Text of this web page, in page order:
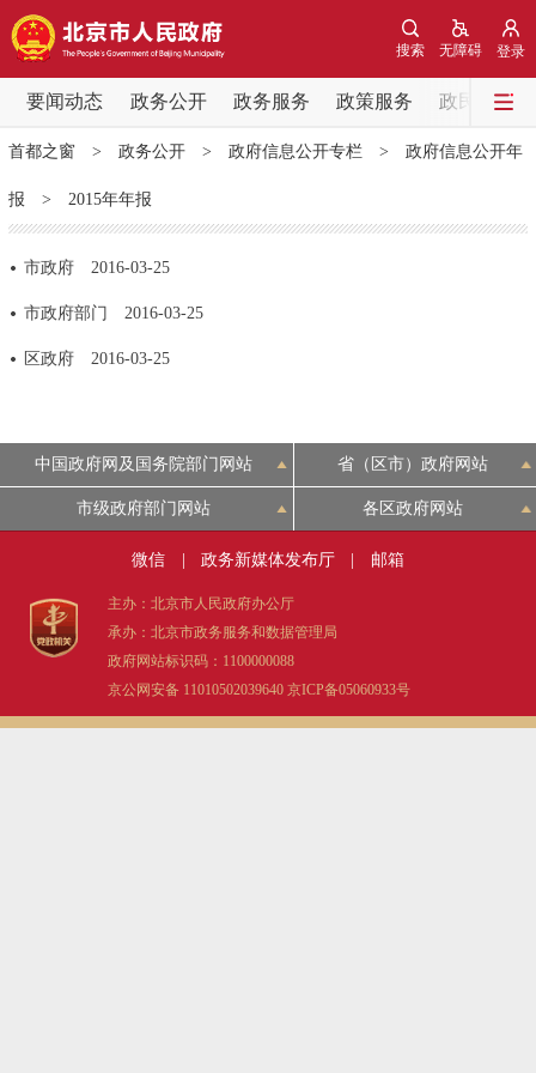
登录
无障碍
搜索
要闻动态 政务公开 政务服务 政策服务 政民互动
要闻动态
党中央精神 国务院信息 中央部委动态
北京要闻 会议信息 部门动态
各区热点
政务公开
决策公开 专题公开
政务服务
个人服务 法人服务 部门服务
首都之窗> 政务公开> 政府信息公开专栏> 政府信息公开年
报 > 2015年年报
市政府 2016-03-25
市政府部门 2016-03-25
区政府 2016-03-25
中国政府网及国务院部门网站 省（区市）政府网站
市级政府部门网站 各区政府网站
微信 政务新媒体发布厅 邮箱
主办：北京市人民政府办公厅
承办：北京市政务服务和数据管理局
政府网站标识码：1100000088
京公网安备 11010502039640 京ICP备05060933号